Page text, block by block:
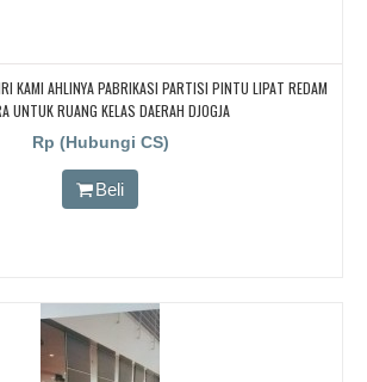
KAMI AHLINYA PABRIKASI PARTISI PINTU LIPAT REDAM
UNTUK RUANG KELAS DAERAH DJOGJA
Rp (Hubungi CS)
Beli